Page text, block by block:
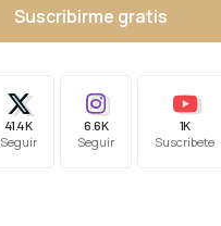
Suscribirme gratis
41.4K
Seguir
6.6K
Seguir
1K
Suscríbete